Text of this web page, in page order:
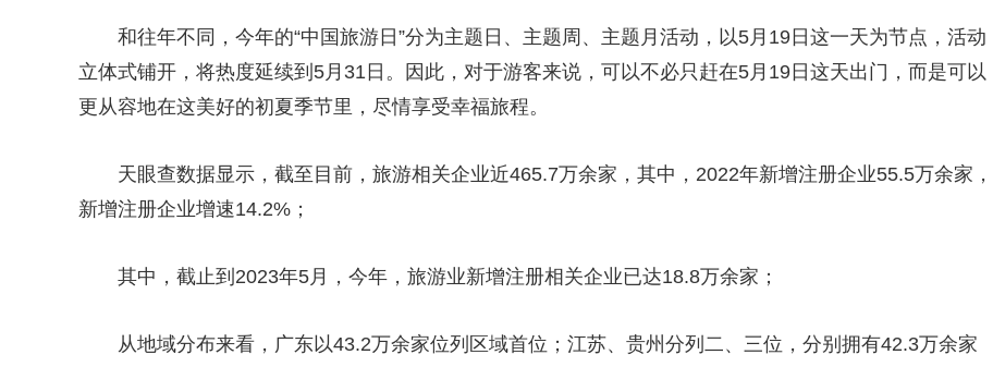
和往年不同，今年的“中国旅游日”分为主题日、主题周、主题月活动，以5月19日这一天为节点，活动
立体式铺开，将热度延续到5月31日。因此，对于游客来说，可以不必只赶在5月19日这天出门，而是可以
更从容地在这美好的初夏季节里，尽情享受幸福旅程。
天眼查数据显示，截至目前，旅游相关企业近465.7万余家，其中，2022年新增注册企业55.5万余家，
新增注册企业增速14.2%；
其中，截止到2023年5月，今年，旅游业新增注册相关企业已达18.8万余家；
从地域分布来看，广东以43.2万余家位列区域首位；江苏、贵州分列二、三位，分别拥有42.3万余家